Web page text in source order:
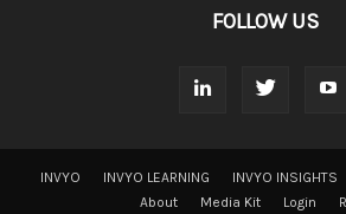
FOLLOW US
INVYO INVYO LEARNING INVYO INSIGHTS
About
Media Kit Login